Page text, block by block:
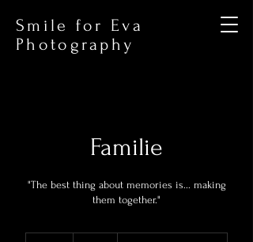
Smile for Eva
Photography
Familie
"The best thing about memories is... making
them together."